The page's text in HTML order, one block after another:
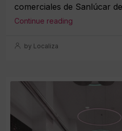
comerciales de Sanlúcar
Continue reading
by Localiza